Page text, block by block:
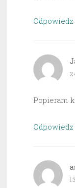
Odpowiedz
Popieram
Odpowiedz